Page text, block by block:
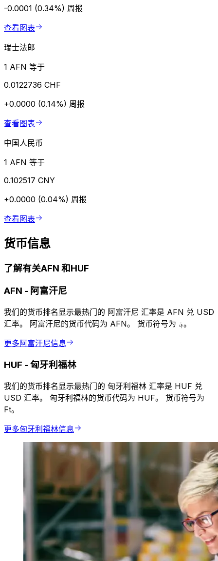
-0.0001 (0.34%) 周报
查看图表
瑞士法郎
1 AFN 等于
0.0122736 CHF
+0.0000 (0.14%) 周报
查看图表
中国人民币
1 AFN 等于
0.102517 CNY
+0.0000 (0.04%) 周报
查看图表
货币信息
了解有关AFN 和HUF
AFN - 阿富汗尼
我们的货币排名显示最热门的 阿富汗尼 汇率是 AFN 兑 USD
汇率。 阿富汗尼的货币代码为 AFN。 货币符号为 ؋。
更多阿富汗尼信息
HUF - 匈牙利福林
我们的货币排名显示最热门的 匈牙利福林 汇率是 HUF 兑
USD 汇率。 匈牙利福林的货币代码为 HUF。 货币符号为
Ft。
更多匈牙利福林信息